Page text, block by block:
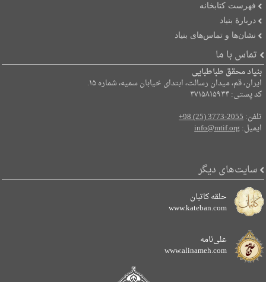
فهرست کتابخانه
دربارۀ بنیاد
نشان‌ها و تماس‌های بنیاد
تماس با ما
بنیاد محقق طباطبایی
ایران، قم، میدان رسالت، ابتدای خیابان سمیه، شماره ۱۵.
کد پستی: ۳۷۱۵۸۱۵۹۳۴
تلفن:+98 (25) 3773-2055
ایمیل:info@mtif.org
سایت‌های دیگر
حلقه کاتبان
www.kateban.com
علی‌نامه
www.alinameh.com